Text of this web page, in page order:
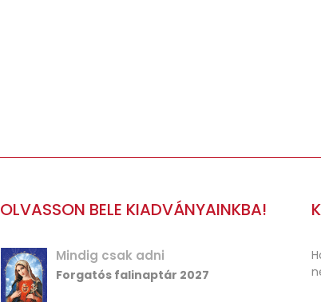
OLVASSON BELE KIADVÁNYAINKBA!
Mindig csak adni
Forgatós falinaptár 2027